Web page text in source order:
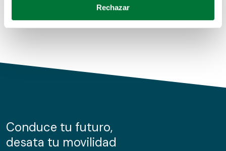
Obtenga más información sobre cómo se procesan sus
de cookies.
información sobre el uso que haga del sitio web con
nuestros partners de redes sociales, publicidad y análisis
Rechazar
Conduce tu futuro,
desata tu movilidad